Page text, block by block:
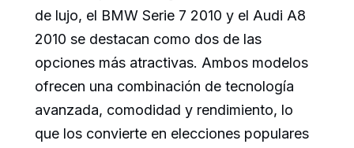
de lujo, el BMW Serie 7 2010 y el Audi A8
2010 se destacan como dos de las
opciones más atractivas. Ambos modelos
ofrecen una combinación de tecnología
avanzada, comodidad y rendimiento, lo
que los convierte en elecciones populares